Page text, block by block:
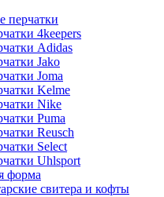
перчатки
4keepers
Adidas
Jako
Joma
Kelme
Nike
Puma
Reusch
Select
Uhlsport
форма
свитера и кофты